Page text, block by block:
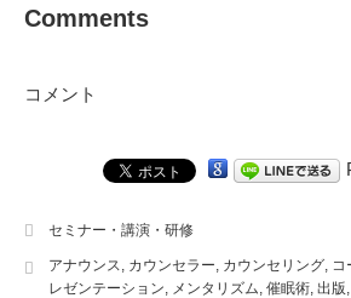
Comments
コメント
セミナー・講演・研修
アナウンス カウンセラー カウンセリング コ
レゼンテーション
メンタリズム 催眠術 出版